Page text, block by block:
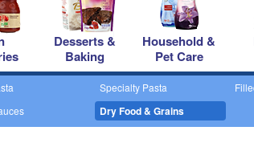
Desserts &
Baking
Household &
Pet Care
Specialty Pasta
Dry Food & Grains